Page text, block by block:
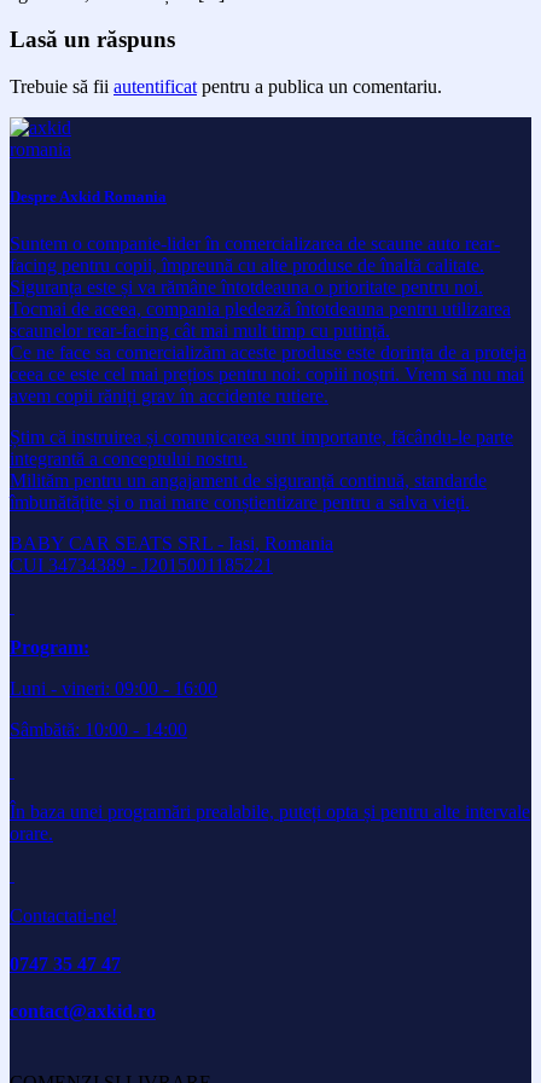
Lasă un răspuns
Trebuie să fii autentificat pentru a publica un comentariu.
Despre Axkid Romania
Suntem o companie-lider în comercializarea de scaune auto rear-
facing pentru copii, împreună cu alte produse de înaltă calitate.
Siguranța este și va rămâne întotdeauna o prioritate pentru noi.
Tocmai de aceea, compania pledează întotdeauna pentru utilizarea
scaunelor rear-facing cât mai mult timp cu putință.
Ce ne face sa comercializăm aceste produse este dorința de a proteja
ceea ce este cel mai prețios pentru noi: copiii noștri. Vrem să nu mai
avem copii răniți grav în accidente rutiere.
Știm că instruirea și comunicarea sunt importante, făcându-le parte
integrantă a conceptului nostru.
Milităm pentru un angajament de siguranță continuă, standarde
îmbunătățite și o mai mare conștientizare pentru a salva vieți.
BABY CAR SEATS SRL - Iasi, Romania
CUI 34734389 - J2015001185221
Program:
Luni - vineri: 09:00 - 16:00
Sâmbătă: 10:00 - 14:00
În baza unei programări prealabile, puteți opta și pentru alte intervale
orare.
Contactati-ne!
0747 35 47 47
contact@axkid.ro